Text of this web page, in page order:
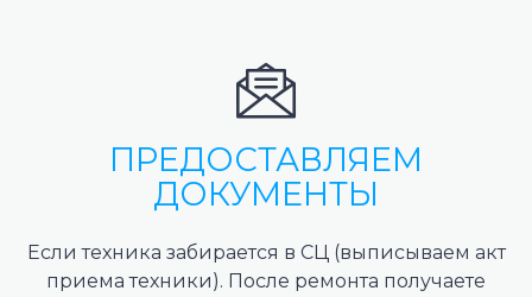
ПРЕДОСТАВЛЯЕМ
ДОКУМЕНТЫ
Если техника забирается в СЦ (выписываем акт
приема техники). После ремонта получаете